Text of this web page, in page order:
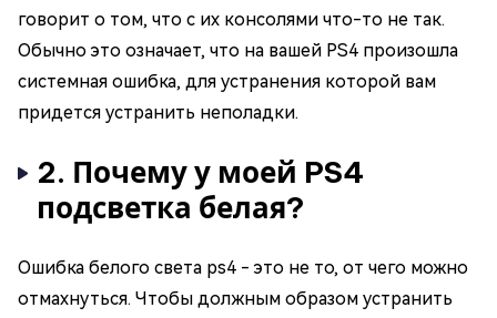
говорит о том, что с их консолями что-то не так.
Обычно это означает, что на вашей PS4 произошла
системная ошибка, для устранения которой вам
придется устранить неполадки.
2. Почему у моей PS4
подсветка белая?
Ошибка белого света ps4 - это не то, от чего можно
отмахнуться. Чтобы должным образом устранить